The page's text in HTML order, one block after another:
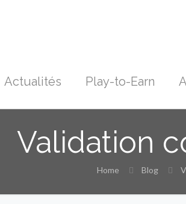
Actualités Play-to-Earn
Validation
Home Blog